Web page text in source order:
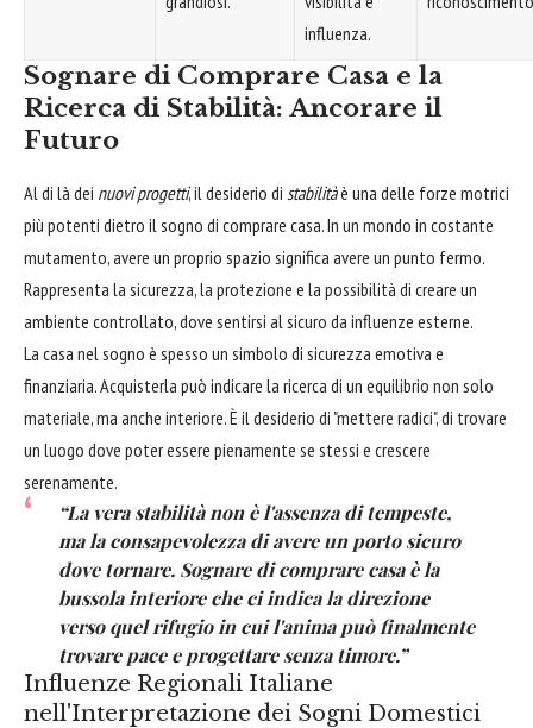
influenza.
Sognare di Comprare Casa e la
Ricerca di Stabilità: Ancorare il
Futuro
Al di là dei nuovi progetti, il desiderio di stabilitàè una delle forze motrici
più potenti dietro il sogno di comprare casa. In un mondo in costante
mutamento, avere un proprio spazio significa avere un punto fermo.
Rappresenta la sicurezza, la protezione e la possibilità di creare un
ambiente controllato, dove sentirsi al sicuro da influenze esterne.
La casa nel sogno è spesso un simbolo di sicurezza emotiva e
finanziaria. Acquisterla può indicare la ricerca di un equilibrio non solo
materiale, ma anche interiore. È il desiderio di "mettere radici", di trovare
un luogo dove poter essere pienamente se stessi e crescere
serenamente.
“La vera stabilità non è l'assenza di tempeste,
ma la consapevolezza di avere un porto sicuro
dove tornare. Sognare di comprare casa è la
bussola interiore che ci indica la direzione
verso quel rifugio in cui l'anima può finalmente
trovare pace e progettare senza timore.”
Influenze Regionali Italiane
nell'Interpretazione dei Sogni Domestici